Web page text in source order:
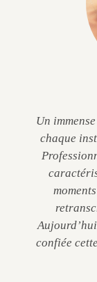
Un
chaque
confiée